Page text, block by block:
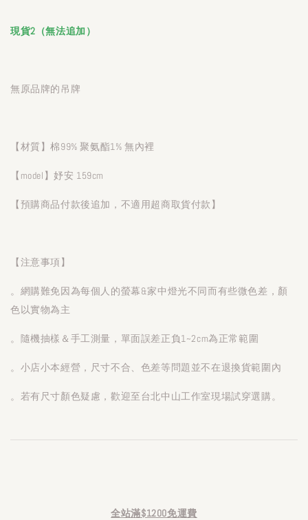
現貨2（無法追加）
無原品牌的吊牌
【材質】棉99% 聚氨酯1% 無內裡
【model】妤安 159cm
【預購商品付款後追加，不適用超商取貨付款】
【注意事項】
。網購難免因為每個人的螢幕&家中燈光不同而有些微色差，顏
色以實物為主
。隨機抽樣＆手工測量，單面誤差正負1~2cm為正常範圍
。小店小本經營，尺寸不合、色差等問題並不在退換貨範圍內
。若有尺寸顏色疑慮，歡迎至台北中山工作室現場試穿選購。
全站滿$1200免運費